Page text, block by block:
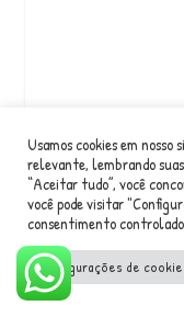
Usamos cookies em
relevante, lembrando
“Aceitar tudo”, você
você pode visitar
consentimento
Configurações de